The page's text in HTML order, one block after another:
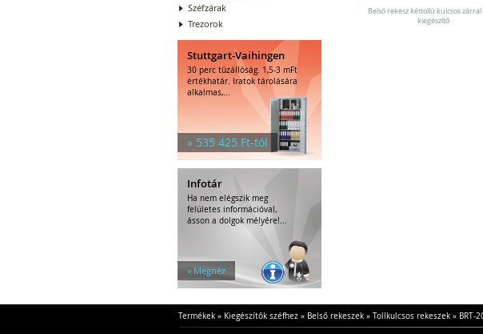
Széfzárak
Trezorok
Stuttgart-Vaihingen
30 perc tűzállóság. 1,5-3 mFt
értékhatár. Iratok tárolására
alkalmas,...
» 535 425 Ft-tól
Infotár
Ha nem elégszik meg
felületes információval,
ásson a dolgok mélyére!...
» Megnéz
Belső rekesz kéttollú kulcsos zárral
kiegészítő
Termékek» Kiegészítők széfhez» Belső rekeszek» Tollkulcsos rekeszek» BRT-